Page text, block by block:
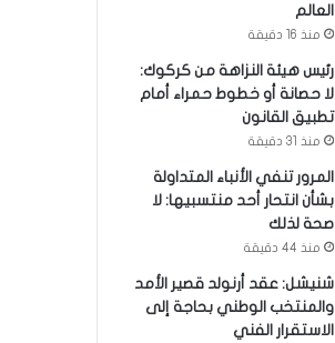
العالم
منذ 16 دقيقة
رئيس هيئة النزاهة من كركوك:
لا حصانة أو خطوط حمراء أمام
تطبيق القانون
منذ 31 دقيقة
المرور تنفي الأنباء المتداولة
بشأن انتحار أحد منتسبيها: لا
صحة لذلك
منذ 44 دقيقة
شنيشل: عقد أرنولد قصير الأمد
والمنتخب الوطني بحاجة إلى
الاستقرار الفني